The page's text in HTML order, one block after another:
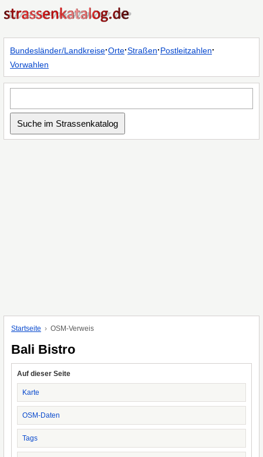
Bundesländer/Landkreise·Orte·Straßen·Postleitzahlen·
Vorwahlen
Startseite OSM-Verweis
Bali Bistro
Auf dieser Seite
Karte
OSM-Daten
Tags